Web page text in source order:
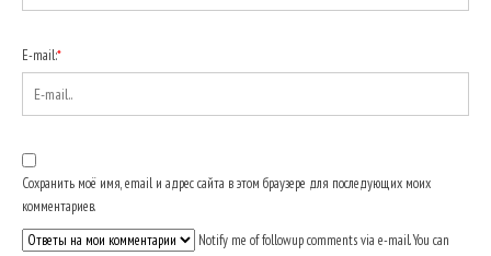
E-mail:*
Сохранить моё имя, email и адрес сайта в этом браузере для последующих моих
комментариев.
Notify me of followup comments via e-mail. You can